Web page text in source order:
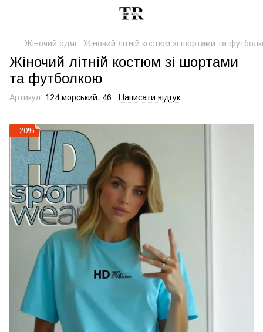
Жіночий одяг Жіночий літній костюм зі шортами та
Жіночий літній костюм зі шортами
та футболкою
Артикул: 124 морський, 46 Написати відгук
−20%